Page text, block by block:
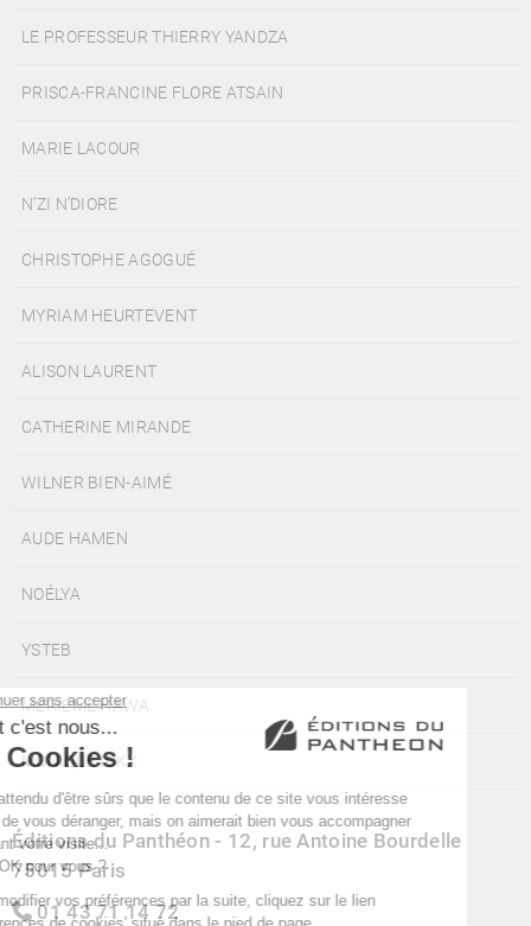
LE PROFESSEUR THIERRY YANDZA
PRISCA-FRANCINE FLORE ATSAIN
MARIE LACOUR
N’ZI N’DIORE
CHRISTOPHE AGOGUÉ
MYRIAM HEURTEVENT
ALISON LAURENT
CATHERINE MIRANDE
WILNER BIEN-AIMÉ
AUDE HAMEN
NOÉLYA
YSTEB
MERIEME HAWA
MONIQUE ICKX
Éditions du Panthéon - 12, rue Antoine Bourdelle
75015 Paris
01 43 71 14 72